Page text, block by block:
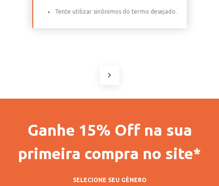
Tente utilizar sinônimos do termo desejado.
Ganhe 15% Off na sua
primeira compra no site*
SELECIONE SEU GÊNERO